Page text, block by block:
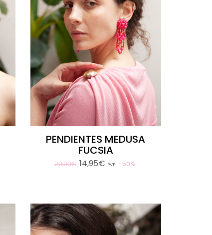
PENDIENTES MEDUSA
FUCSIA
29,90€ 14,95€ PVP 50%